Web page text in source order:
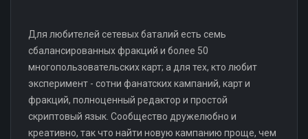
Для любителей сетевых баталий есть семь
сбалансированных фракций и более 50
многопользовательских карт; а для тех, кто любит
эксперимент - сотни фанатских кампаний, карт и
фракций, полноценный редактор и простой
скриптовый язык. Сообщество дружелюбно и
креативно, так что найти новую кампанию проще, чем